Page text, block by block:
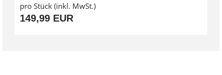
pro Stück (inkl. MwSt.)
149,99 EUR